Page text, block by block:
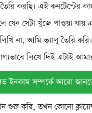
করছি। এই কনটেন্টের
যেন সেটা খুঁজে পাওয়া
না, আমি ভ্যালু তৈরি
লিখে দিই এটাই
ইনকাম সম্পর্কে আরো
শুরু করি, তখন কোনো